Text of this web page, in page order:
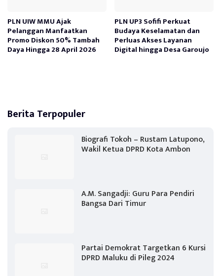
PLN UIW MMU Ajak
Pelanggan Manfaatkan
Promo Diskon 50% Tambah
Daya Hingga 28 April 2026
PLN UP3 Sofifi Perkuat
Budaya Keselamatan dan
Perluas Akses Layanan
Digital hingga Desa Garoujo
Berita Terpopuler
Biografi Tokoh – Rustam Latupono,
Wakil Ketua DPRD Kota Ambon
A.M. Sangadji: Guru Para Pendiri
Bangsa Dari Timur
Partai Demokrat Targetkan 6 Kursi
DPRD Maluku di Pileg 2024